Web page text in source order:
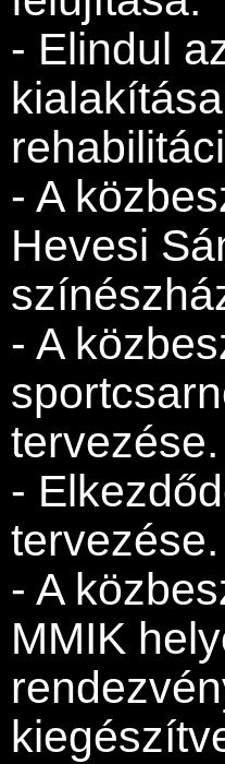
- Elindul
- A
Hevesi
- A
tervezése.
-
tervezése.
- A
MMIK